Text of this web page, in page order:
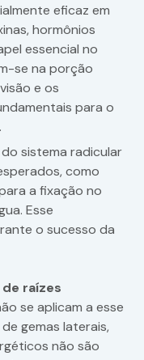
eficaz em
hormônios
essencial no
se na porção
e os
para o
sistema radicular
como
a fixação no
Esse
o sucesso da
raízes
se aplicam a esse
gemas laterais,
não são